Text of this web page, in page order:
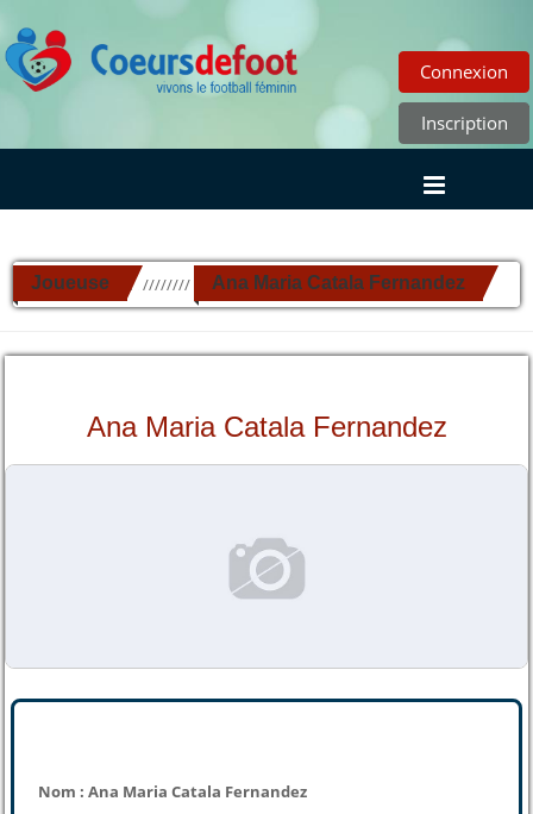
Connexion
Inscription
Joueuse ////////// Ana Maria Catala Fernandez
Ana Maria Catala Fernandez
Nom : Ana Maria Catala Fernandez